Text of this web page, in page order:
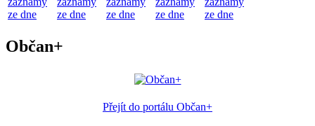
ze dne
ze dne
ze dne
ze dne
ze dne
Občan+
Přejít do portálu Občan+